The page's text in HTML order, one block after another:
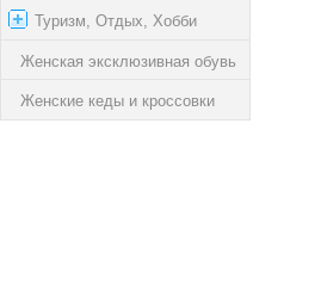
Туризм, Отдых, Хобби
Женская эксклюзивная обувь
Женские кеды и кроссовки